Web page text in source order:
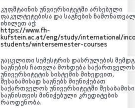
კუფშტაინის უნვიერსიტეტში არსებული
ფაკულტეტებისა და საგნების
იხილეთ აქ:
https://www.fh-
kufstein.ac.at/eng/study/international/
students/wintersemester-courses
გაცვლითი სემესტრის დასრულების
საგნების ჩათვლა მოხდება საქართველოს
უნივერსიტეტის სისტემის მიხედვით,
შესაბამისად საგნებს მიენიჭებათ
საქართველოს უნივერსიტეტში შესაბამისი
საგნისთვის მინიჭებული კრედიტების
რაოდენობა.